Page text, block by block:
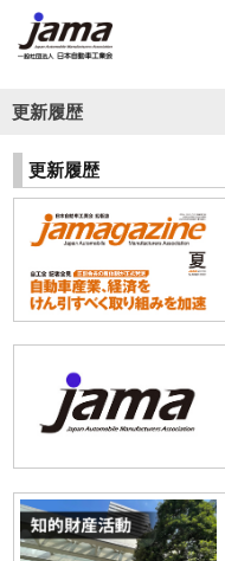
更新履歴
更新履歴